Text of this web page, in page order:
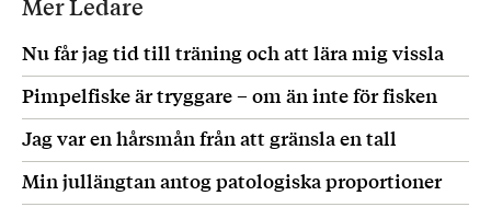
Nu får jag tid till träning och att lära mig vissla
Pimpelfiske är tryggare – om än inte för fisken
Jag var en hårsmån från att gränsla en tall
Min jullängtan antog patologiska proportioner